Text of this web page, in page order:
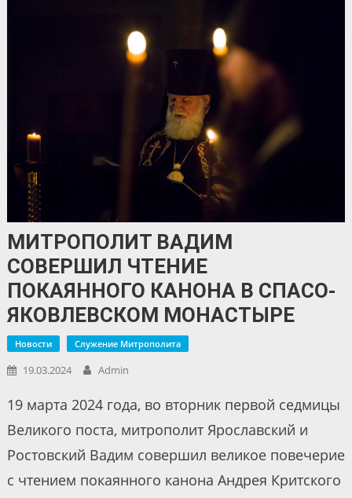
МИТРОПОЛИТ ВАДИМ
СОВЕРШИЛ ЧТЕНИЕ
ПОКАЯННОГО КАНОНА В СПАСО-
ЯКОВЛЕВСКОМ МОНАСТЫРЕ
Новости Служение Митрополита
19.03.2024 Admin
19 марта 2024 года, во вторник первой седмицы
Великого поста, митрополит Ярославский и
Ростовский Вадим совершил великое повечерие
с чтением покаянного канона Андрея Критского